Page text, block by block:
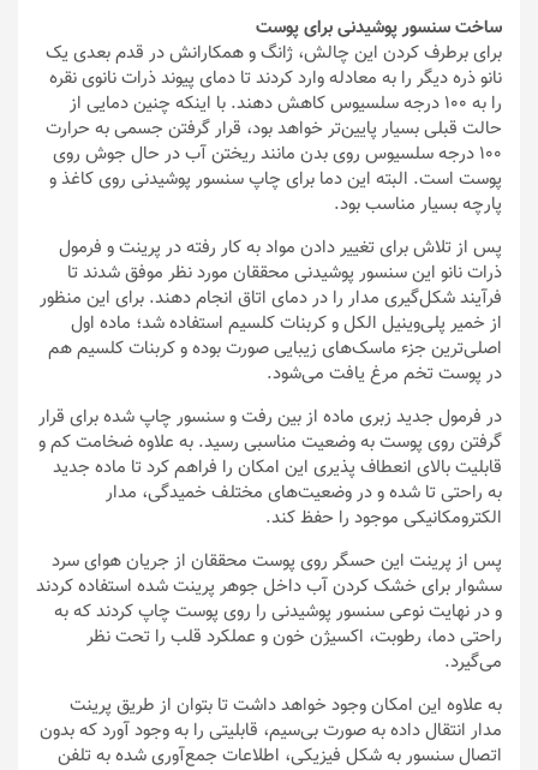
ساخت سنسور پوشیدنی برای پوست
برای برطرف کردن این چالش، ژانگ و همکارانش در قدم بعدی یک
نانو ذره دیگر را به معادله وارد کردند تا دمای پیوند ذرات نانوی نقره
را به ۱۰۰ درجه سلسیوس کاهش دهند. با اینکه چنین دمایی از
حالت قبلی بسیار پایین‌تر خواهد بود، قرار گرفتن جسمی به حرارت
۱۰۰ درجه سلسیوس روی بدن مانند ریختن آب در حال جوش روی
پوست است. البته این دما برای چاپ سنسور پوشیدنی روی کاغذ و
پارچه بسیار مناسب بود.
پس از تلاش برای تغییر دادن مواد به کار رفته در پرینت و فرمول
ذرات نانو این سنسور پوشیدنی محققان مورد نظر موفق شدند تا
فرآیند شکل‌گیری مدار را در دمای اتاق انجام دهند. برای این منظور
از خمیر پلی‌وینیل الکل و کربنات کلسیم استفاده شد؛ ماده اول
اصلی‌ترین جزء ماسک‌های زیبایی صورت بوده و کربنات کلسیم هم
در پوست تخم‌ مرغ یافت می‌شود.
در فرمول جدید زبری ماده از بین رفت و سنسور چاپ شده برای قرار
گرفتن روی پوست به وضعیت مناسبی رسید. به علاوه ضخامت کم و
قابلیت بالای انعطاف پذیری این امکان را فراهم کرد تا ماده جدید
به راحتی تا شده و در وضعیت‌های مختلف خمیدگی، مدار
الکترومکانیکی موجود را حفظ کند.
پس از پرینت این حسگر روی پوست محققان از جریان هوای سرد
سشوار برای خشک کردن آب داخل جوهر پرینت شده استفاده کردند
و در نهایت نوعی سنسور پوشیدنی را روی پوست چاپ کردند که به
راحتی دما، رطوبت، اکسیژن خون و عملکرد قلب را تحت نظر
می‌گیرد.
به علاوه این امکان وجود خواهد داشت تا بتوان از طریق پرینت
مدار انتقال داده به صورت بی‌سیم، قابلیتی را به وجود آورد که بدون
اتصال سنسور به شکل فیزیکی، اطلاعات جمع‌آوری شده به تلفن